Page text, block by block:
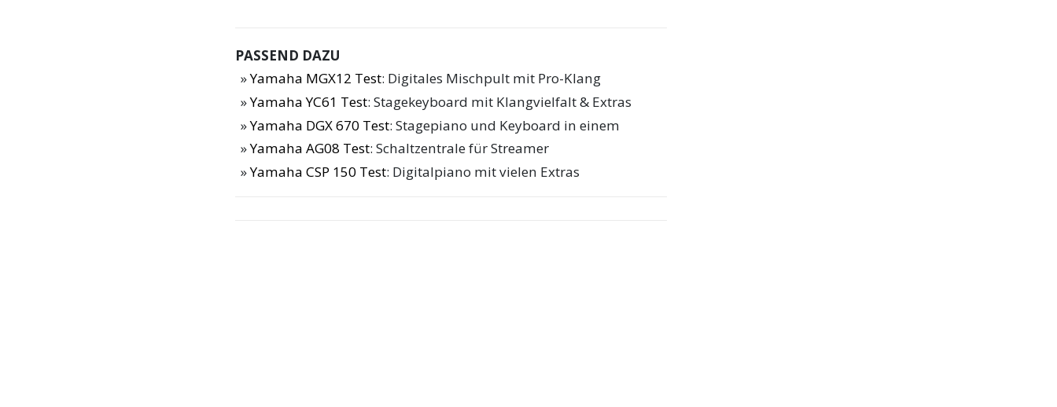
PASSEND DAZU
Yamaha MGX12 Test: Digitales Mischpult mit Pro-Klang
Yamaha YC61 Test: Stagekeyboard mit Klangvielfalt & Extras
Yamaha DGX 670 Test: Stagepiano und Keyboard in einem
Yamaha AG08 Test: Schaltzentrale für Streamer
Yamaha CSP 150 Test: Digitalpiano mit vielen Extras